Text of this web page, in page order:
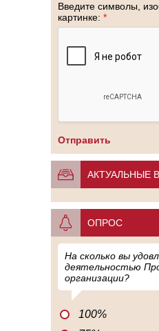
Введите символы,
картинке: *
АКТУАЛЬНЫЕ
ОПРОС
На сколько вы
деятельностью
организации?
100%